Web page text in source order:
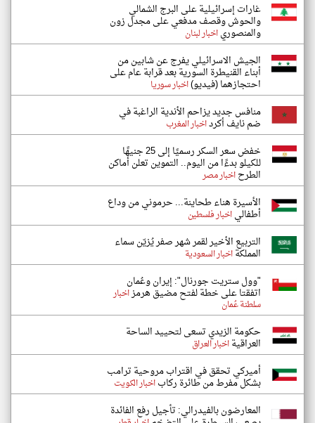
غارات إسرائيلية على البرج الشمالي
والحوش وقصف مدفعي على مجدل زون
والمنصورياخبار لبنان
الجيش الاسرائيلي يفرج عن شابين من
أبناء القنيطرة السورية بعد قرابة عام على
احتجازهما (فيديو)اخبار سوريا
منافس جديد يزاحم الأندية الراغبة في
ضم نايف أكرداخبار المغرب
خفض سعر السكر رسميًا إلى 25 جنيهًا
للكيلو بدءًا من اليوم.. التموين تعلن أماكن
الطرحاخبار مصر
الأسيرة هناء طحاينة... حرموني من وداع
أطفالياخبار فلسطين
التربيع الأخير لقمر شهر صفر يُزيّن سماء
المملكةاخبار السعودية
"وول ستريت جورنال": إيران وعُمان
اتفقتا على خطة لفتح مضيق هرمزاخبار
سلطنة عُمان
حكومة الزيدي تسعى لتحييد الساحة
العراقيةاخبار العراق
أميركي تحقق في اقتراب مروحية ترامب
بشكل مفرط من طائرة ركاباخبار الكويت
المعارضون بالفيدرالي: تأجيل رفع الفائدة